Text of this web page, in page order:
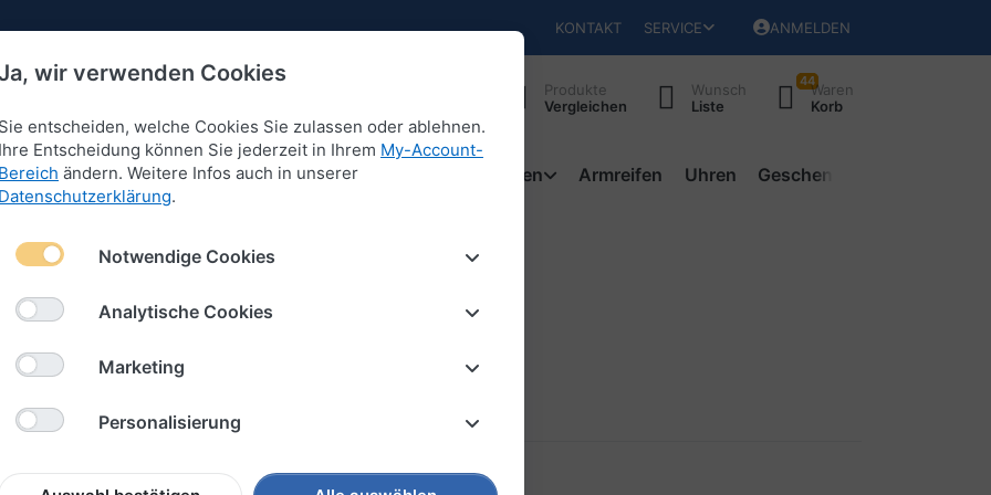
KONTAKT SERVICE ANMELDEN
Produkte
Vergleichen
Wunsch
Liste
44Waren
Korb
Armbänder Anhänger für Armbänder Schlüsselketten Armreifen Uhren Geschenke
für Armbänder
nach
wir verwenden Cookies
Sie entscheiden, welche Cookies Sie zulassen oder ablehnen.
Ihre Entscheidung können Sie jederzeit in Ihrem My-Account-
Bereich ändern. Weitere Infos auch in unserer
Datenschutzerklärung.
Notwendige Cookies
Analytische Cookies
Marketing
Personalisierung